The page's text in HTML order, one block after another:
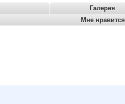
Галерея
Мне нравится